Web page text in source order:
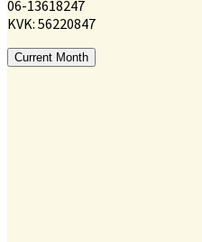
06-13618247
KVK: 56220847
Current Month